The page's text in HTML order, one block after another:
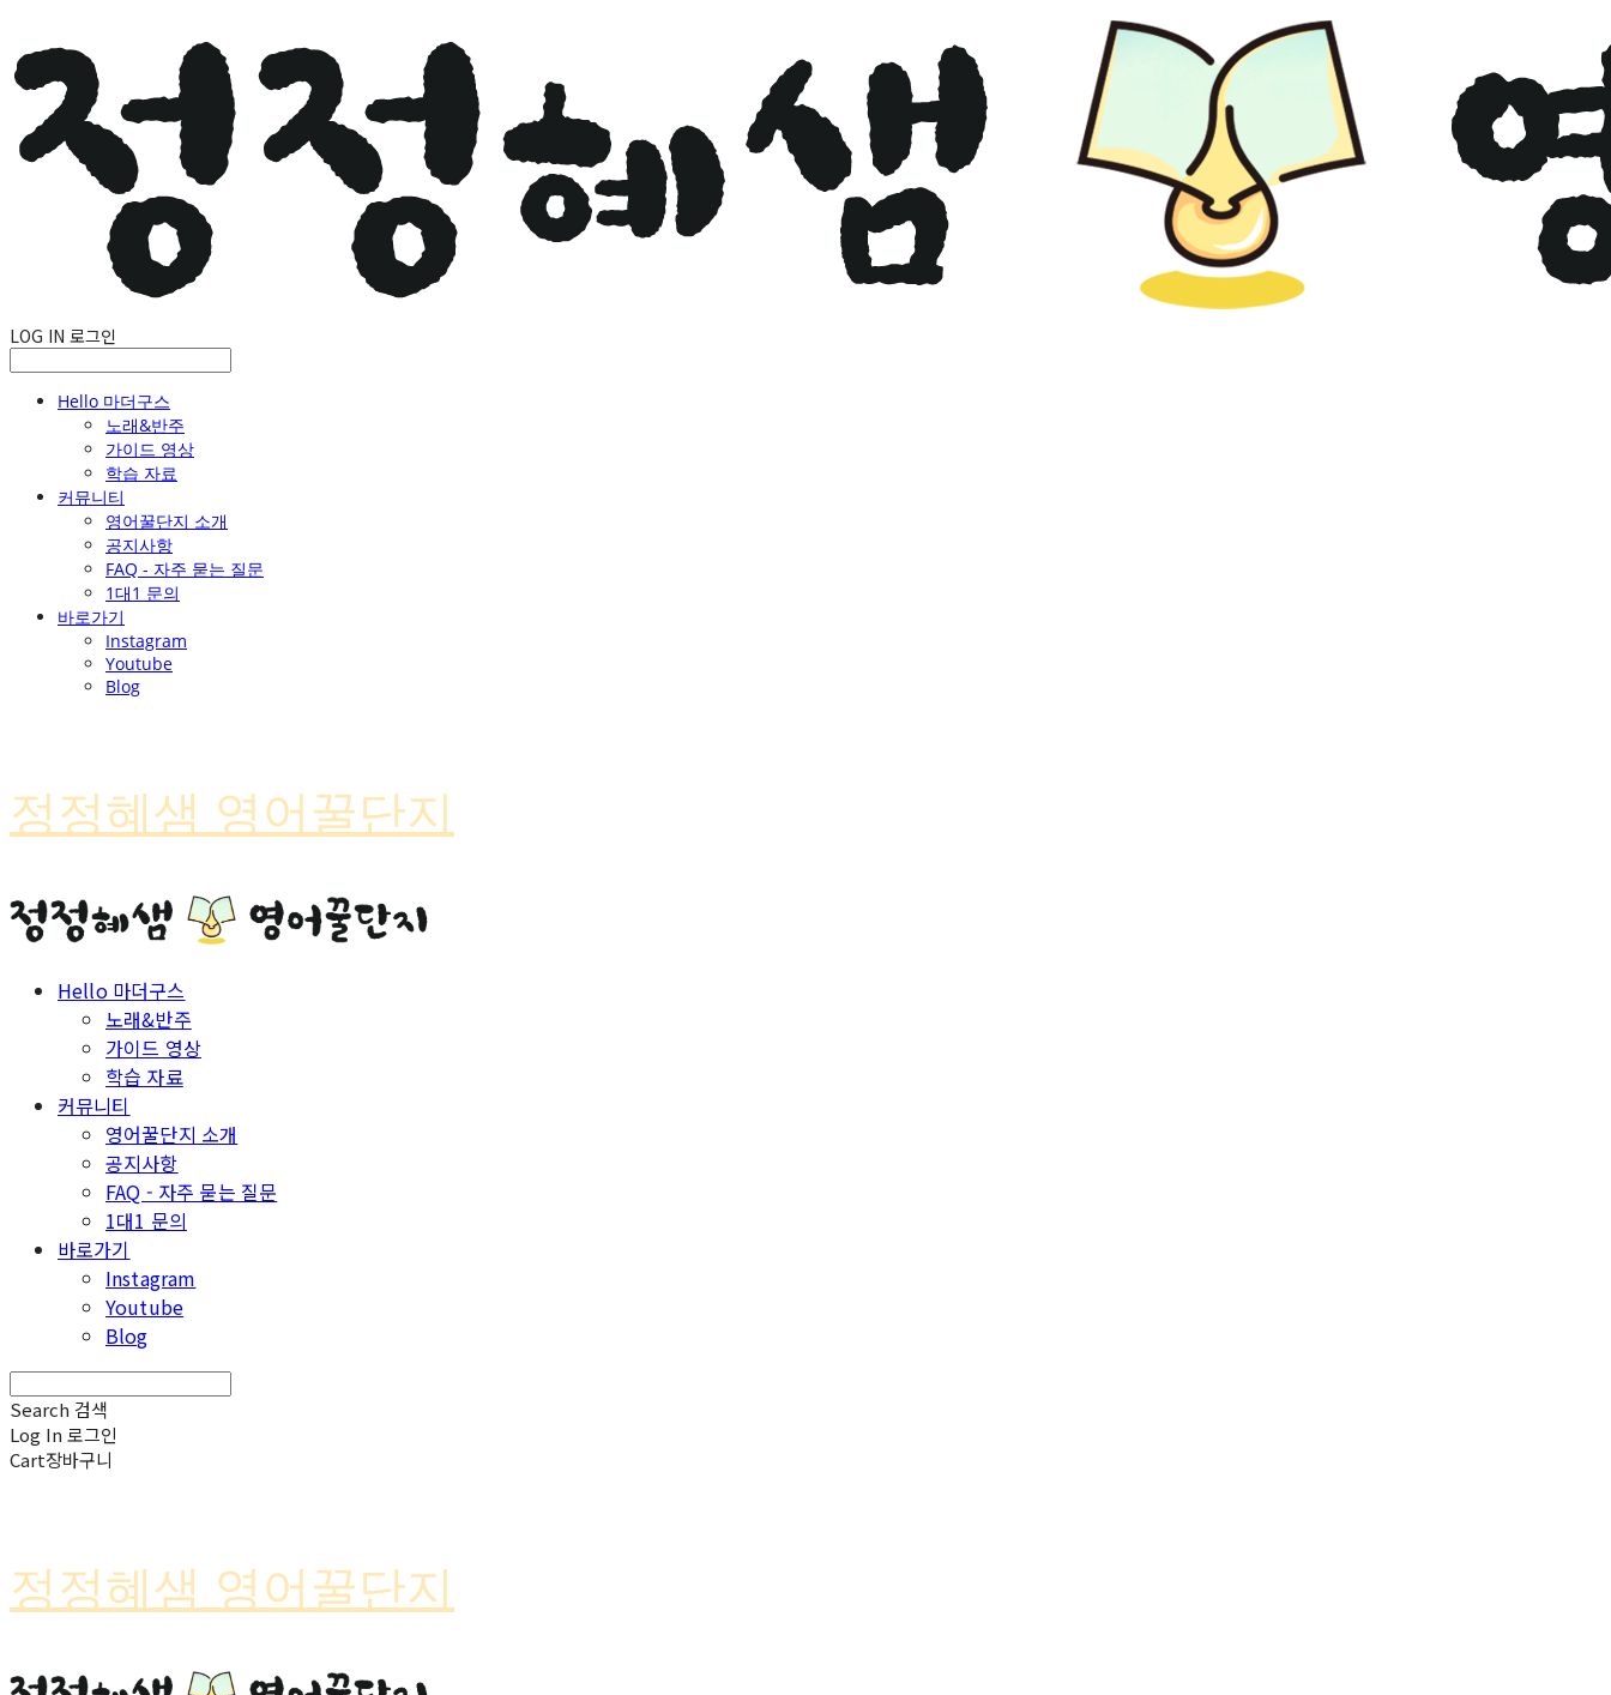
LOG IN 로그인
Hello 마더구스
노래&반주
가이드 영상
학습 자료
커뮤니티
영어꿀단지 소개
공지사항
FAQ - 자주 묻는 질문
1대1 문의
바로가기
Instagram
Youtube
Blog
정정혜샘 영어꿀단지
Hello 마더구스
노래&반주
가이드 영상
학습 자료
커뮤니티
영어꿀단지 소개
공지사항
FAQ - 자주 묻는 질문
1대1 문의
바로가기
Instagram
Youtube
Blog
Search 검색
Log In 로그인
Cart장바구니
정정혜샘 영어꿀단지